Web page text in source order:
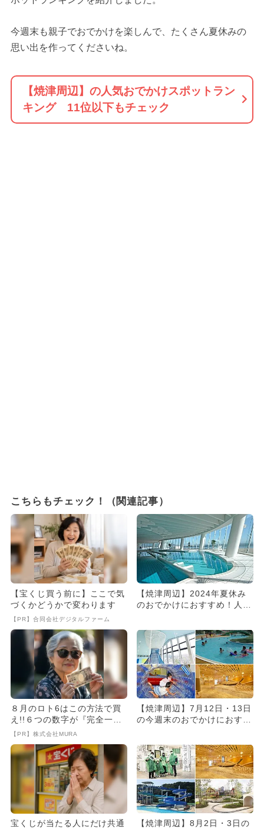
今週末も親子でおでかけを楽しんで、たくさん夏休みの
思い出を作ってくださいね。
【焼津周辺】の人気おでかけスポットラン
キング 11位以下もチェック
こちらもチェック！（関連記事）
【宝くじ買う前に】ここで気
づくかどうかで変わります
【PR】合同会社デジタルファーム
【焼津周辺】2024年夏休み
のおでかけにおすすめ！人気
８月のロト6はこの方法で買
え!!６つの数字が『完全一
致』する方法
【PR】株式会社MURA
【焼津周辺】7月12日・13日
の今週末のおでかけにおすす
宝くじが当たる人にだけ共通
【焼津周辺】8月2日・3日の